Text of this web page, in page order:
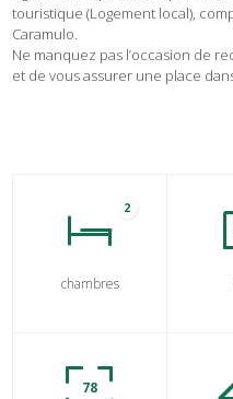
touristique (Logement local),
Caramulo.
Ne manquez pas l’occasion de
et de vous assurer une place
2
chambres
78